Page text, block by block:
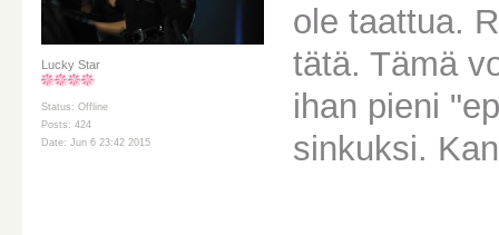
Lucky Star
Status: Offline
Posts: 424
Date: Jun 6 23:42 2015
ole taattua.
tätä. Tämä
ihan pieni
sinkuksi.